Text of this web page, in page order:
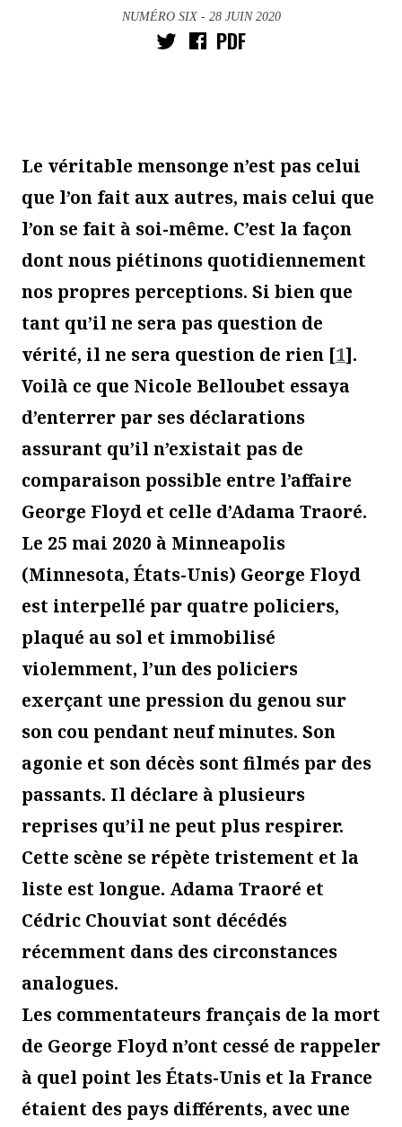
NUMÉRO SIX - 28 JUIN 2020
PDF
Le véritable mensonge n’est pas celui
que l’on fait aux autres, mais celui que
l’on se fait à soi-même. C’est la façon
dont nous piétinons quotidiennement
nos propres perceptions. Si bien que
tant qu’il ne sera pas question de
vérité, il ne sera question de rien [1].
Voilà ce que Nicole Belloubet essaya
d’enterrer par ses déclarations
assurant qu’il n’existait pas de
comparaison possible entre l’affaire
George Floyd et celle d’Adama Traoré.
Le 25 mai 2020 à Minneapolis
(Minnesota, États-Unis) George Floyd
est interpellé par quatre policiers,
plaqué au sol et immobilisé
violemment, l’un des policiers
exerçant une pression du genou sur
son cou pendant neuf minutes. Son
agonie et son décès sont filmés par des
passants. Il déclare à plusieurs
reprises qu’il ne peut plus respirer.
Cette scène se répète tristement et la
liste est longue. Adama Traoré et
Cédric Chouviat sont décédés
récemment dans des circonstances
analogues.
Les commentateurs français de la mort
de George Floyd n’ont cessé de rappeler
à quel point les États-Unis et la France
étaient des pays différents, avec une